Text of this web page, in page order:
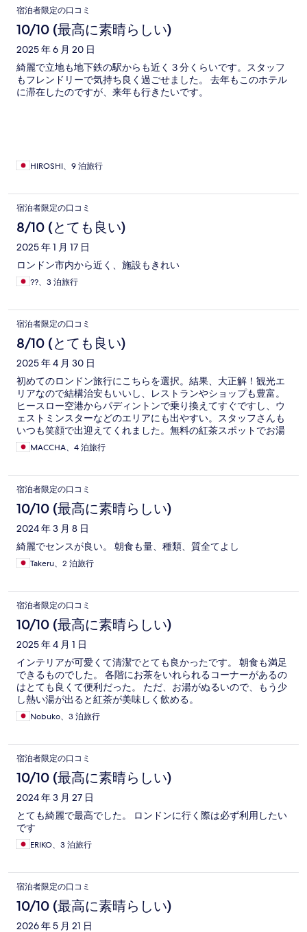
宿泊者限定の口コミ
10/10 (最高に素晴らしい)
2025 年 6 月 20 日
綺麗で立地も地下鉄の駅からも近く３分くらいです。スタッフ
もフレンドリーで気持ち良く過ごせました。 去年もこのホテル
に滞在したのですが、来年も行きたいです。
HIROSHI、9 泊旅行
宿泊者限定の口コミ
8/10 (とても良い)
2025 年 1 月 17 日
ロンドン市内から近く、施設もきれい
??、3 泊旅行
宿泊者限定の口コミ
8/10 (とても良い)
2025 年 4 月 30 日
初めてのロンドン旅行にこちらを選択。結果、大正解！観光エ
リアなので結構治安もいいし、レストランやショップも豊富。
ヒースロー空港からパディントンで乗り換えてすぐですし、ウ
ェストミンスターなどのエリアにも出やすい。スタッフさんも
いつも笑顔で出迎えてくれました。無料の紅茶スポットでお湯
や紅茶もゲットできました。 ロンドン旅行へ行かれる際はぜ
ひ！
MACCHA、4 泊旅行
宿泊者限定の口コミ
10/10 (最高に素晴らしい)
2024 年 3 月 8 日
綺麗でセンスが良い。 朝食も量、種類、質全てよし
Takeru、2 泊旅行
宿泊者限定の口コミ
10/10 (最高に素晴らしい)
2025 年 4 月 1 日
インテリアが可愛くて清潔でとても良かったです。 朝食も満足
できるものでした。 各階にお茶をいれられるコーナーがあるの
はとても良くて便利だった。 ただ、お湯がぬるいので、もう少
し熱い湯が出ると紅茶が美味しく飲める。
Nobuko、3 泊旅行
宿泊者限定の口コミ
10/10 (最高に素晴らしい)
2024 年 3 月 27 日
とても綺麗で最高でした。 ロンドンに行く際は必ず利用したい
です
ERIKO、3 泊旅行
宿泊者限定の口コミ
10/10 (最高に素晴らしい)
2026 年 5 月 21 日